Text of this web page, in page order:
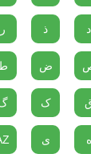
د ذ ر
ض
ک
ه ی